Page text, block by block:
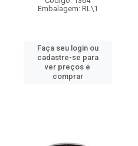
Embalagem: RL\1
Faça seu login ou
cadastre-se para
ver preços e
comprar